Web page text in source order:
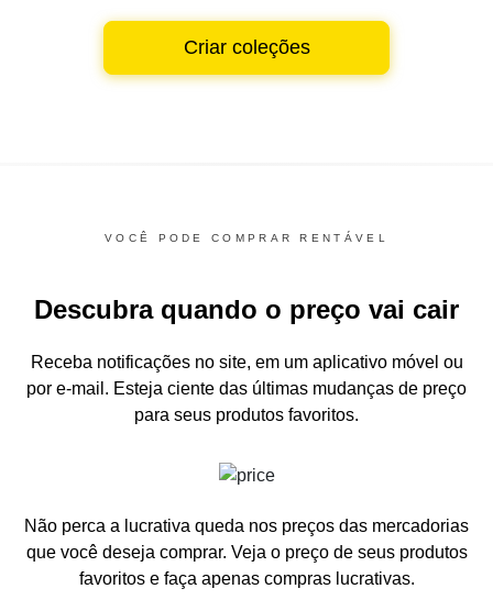
Criar coleções
VOCÊ PODE COMPRAR RENTÁVEL
Descubra quando o preço vai cair
Receba notificações no site, em um aplicativo móvel ou
por e-mail. Esteja ciente das últimas mudanças de preço
para seus produtos favoritos.
Não perca a lucrativa queda nos preços das mercadorias
que você deseja comprar. Veja o preço de seus produtos
favoritos e faça apenas compras lucrativas.